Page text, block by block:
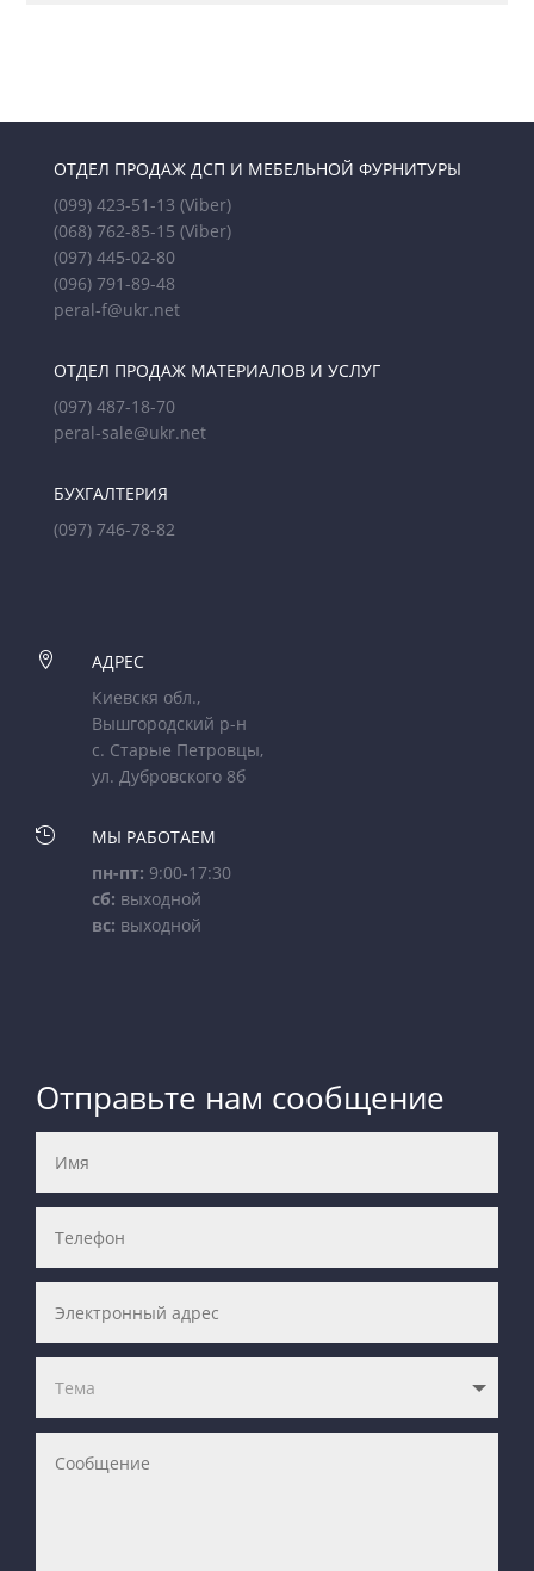
ОТДЕЛ ПРОДАЖ ДСП И МЕБЕЛЬНОЙ ФУРНИТУРЫ
(099) 423-51-13 (Viber)
(068) 762-85-15 (Viber)
(097) 445-02-80
(096) 791-89-48
peral-f@ukr.net
ОТДЕЛ ПРОДАЖ МАТЕРИАЛОВ И УСЛУГ
(097) 487-18-70
peral-sale@ukr.net
БУХГАЛТЕРИЯ
(097) 746-78-82

АДРЕС
Киевскя обл.,
Вышгородский р-н
с. Старые Петровцы,
ул. Дубровского 8б

МЫ РАБОТАЕМ
пн-пт: 9:00-17:30
сб: выходной
вс: выходной
Отправьте нам сообщение